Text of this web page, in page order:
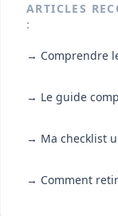
ARTICLES
:
→ Comprendre
→ Le guide
→ Ma checklist
→ Comment